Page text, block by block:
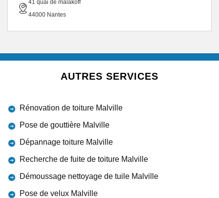
41 quai de malakoff
44000 Nantes
AUTRES SERVICES
Rénovation de toiture Malville
Pose de gouttière Malville
Dépannage toiture Malville
Recherche de fuite de toiture Malville
Démoussage nettoyage de tuile Malville
Pose de velux Malville